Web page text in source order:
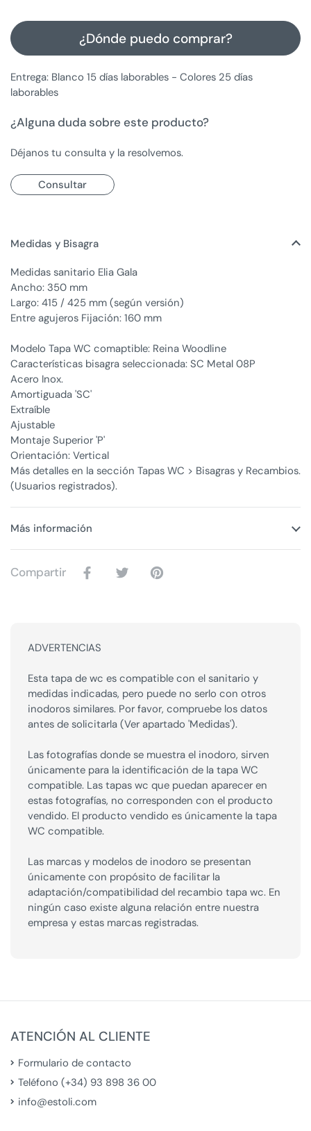
¿Dónde puedo comprar?
Entrega: Blanco 15 días laborables - Colores 25 días
laborables
¿Alguna duda sobre este producto?
Déjanos tu consulta y la resolvemos.
Consultar
Medidas y Bisagra
Medidas sanitario Elia Gala
Ancho: 350 mm
Largo: 415 / 425 mm (según versión)
Entre agujeros Fijación: 160 mm
Modelo Tapa WC comaptible: Reina Woodline
Características bisagra seleccionada: SC Metal 08P
Acero Inox.
Amortiguada 'SC'
Extraíble
Ajustable
Montaje Superior 'P'
Orientación: Vertical
Más detalles en la sección Tapas WC > Bisagras y Recambios.
(Usuarios registrados).
Más información
Compartir
ADVERTENCIAS
Esta tapa de wc es compatible con el sanitario y
medidas indicadas, pero puede no serlo con otros
inodoros similares. Por favor, compruebe los datos
antes de solicitarla (Ver apartado 'Medidas').
Las fotografías donde se muestra el inodoro, sirven
únicamente para la identificación de la tapa WC
compatible. Las tapas wc que puedan aparecer en
estas fotografías, no corresponden con el producto
vendido. El producto vendido es únicamente la tapa
WC compatible.
Las marcas y modelos de inodoro se presentan
únicamente con propósito de facilitar la
adaptación/compatibilidad del recambio tapa wc. En
ningún caso existe alguna relación entre nuestra
empresa y estas marcas registradas.
ATENCIÓN AL CLIENTE
Formulario de contacto
Teléfono (+34) 93 898 36 00
info@estoli.com